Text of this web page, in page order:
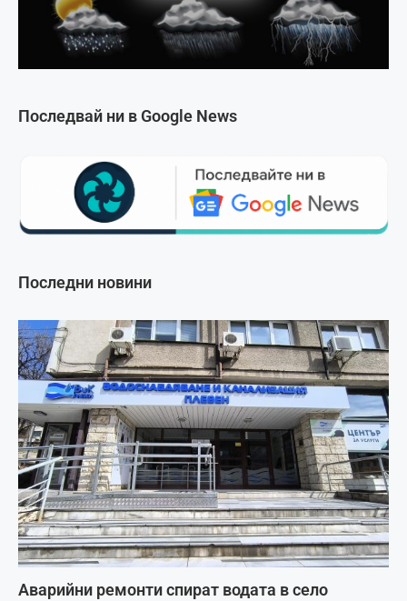
Последвай ни в Google News
Последни новини
Аварийни ремонти спират водата в село